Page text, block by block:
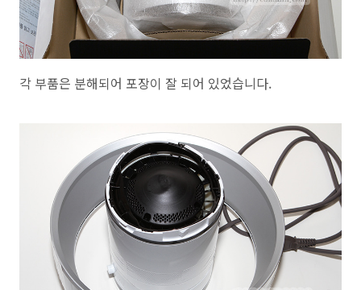
각 부품은 분해되어 포장이 잘 되어 있었습니다.